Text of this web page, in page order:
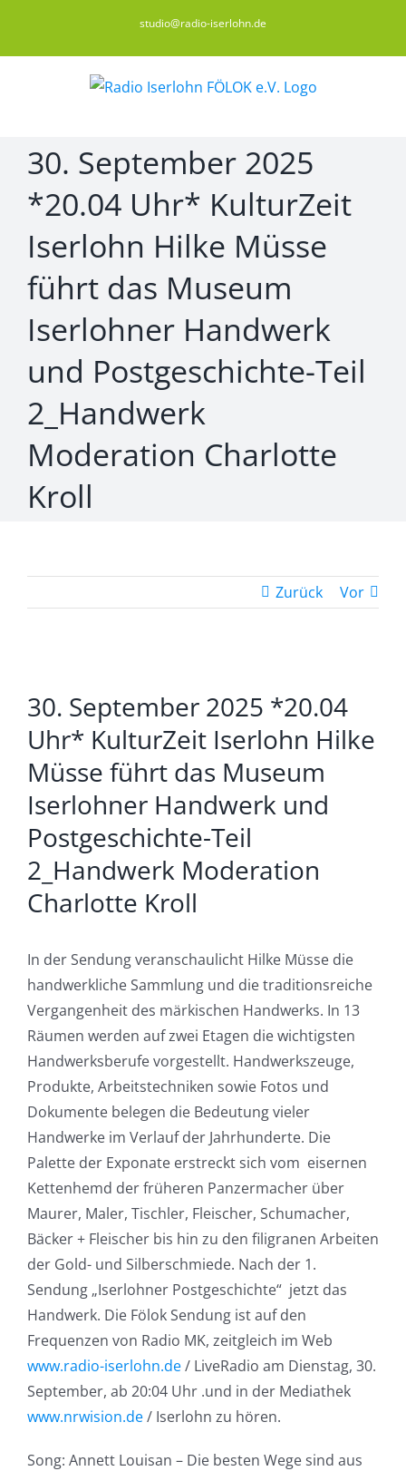
springen
studio@radio-iserlohn.de
30. September 2025
*20.04 Uhr* KulturZeit
Iserlohn Hilke Müsse
führt das Museum
Iserlohner Handwerk
und Postgeschichte-Teil
2_Handwerk
Moderation Charlotte
Kroll
Zurück Vor
grösseres
Bild
30. September 2025 *20.04
Uhr* KulturZeit Iserlohn Hilke
Müsse führt das Museum
Iserlohner Handwerk und
Postgeschichte-Teil
2_Handwerk Moderation
Charlotte Kroll
In der Sendung veranschaulicht Hilke Müsse die
handwerkliche Sammlung und die traditionsreiche
Vergangenheit des märkischen Handwerks. In 13
Räumen werden auf zwei Etagen die wichtigsten
Handwerksberufe vorgestellt. Handwerkszeuge,
Produkte, Arbeitstechniken sowie Fotos und
Dokumente belegen die Bedeutung vieler
Handwerke im Verlauf der Jahrhunderte. Die
Palette der Exponate erstreckt sich vom eisernen
Kettenhemd der früheren Panzermacher über
Maurer, Maler, Tischler, Fleischer, Schumacher,
Bäcker + Fleischer bis hin zu den filigranen Arbeiten
der Gold- und Silberschmiede. Nach der 1.
Sendung „Iserlohner Postgeschichte“ jetzt das
Handwerk. Die Fölok Sendung ist auf den
Frequenzen von Radio MK, zeitgleich im Web
www.radio-iserlohn.de/ LiveRadio am Dienstag, 30.
September, ab 20:04 Uhr .und in der Mediathek
www.nrwision.de/ Iserlohn zu hören.
Song: Annett Louisan – Die besten Wege sind aus